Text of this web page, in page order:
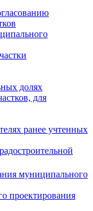
долях
для
ранее учтенных
муниципального
проектирования